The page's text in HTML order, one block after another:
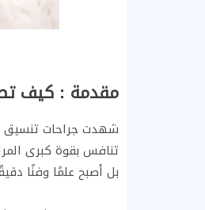
مقدمة : كيف
تنافس بقوة كبرى
بل أصبح علمًا وفنًا